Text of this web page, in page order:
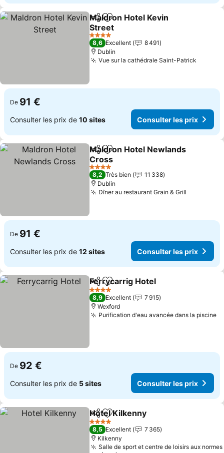
PartagerAjouter à mes favoris
Maldron Hotel Kevin
Street
4 Étoiles
8,6 Excellent
8 491
Dublin
Vue sur la cathédrale Saint-Patrick
De 91 €
Consulter les prix de 10 sites Consulter les prix
PartagerAjouter à mes favoris
Maldron Hotel Newlands
Cross
4 Étoiles
8,2 Très bien
11 338
Dublin
Dîner au restaurant Grain & Grill
De 91 €
Consulter les prix de 12 sites Consulter les prix
PartagerAjouter à mes favoris
Ferrycarrig Hotel
4 Étoiles
8,9 Excellent
7 915
Wexford
Purification d'eau avancée dans la piscine
De 92 €
Consulter les prix de 5 sites Consulter les prix
PartagerAjouter à mes favoris
Hotel Kilkenny
4 Étoiles
8,5 Excellent
7 365
Kilkenny
Salle de sport et centre de loisirs aux normes